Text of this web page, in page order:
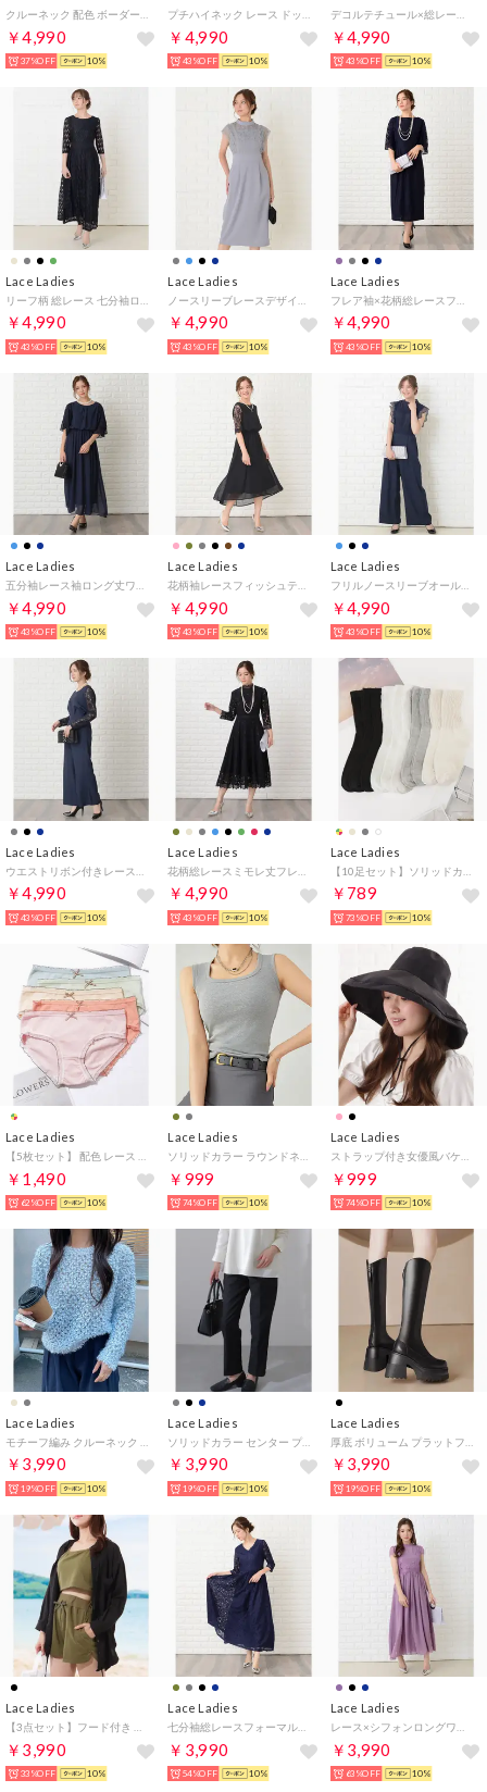
￥4,990
37%OFF 10%
￥4,990
43%OFF 10%
￥4,990
43%OFF 10%
Lace Ladies
￥4,990
43%OFF 10%
Lace Ladies
￥4,990
43%OFF 10%
Lace Ladies
￥4,990
43%OFF 10%
Lace Ladies
￥4,990
43%OFF 10%
Lace Ladies
￥4,990
43%OFF 10%
Lace Ladies
フリルノースリーブオールインワンパンツドレス （ネイビー）
￥4,990
43%OFF 10%
Lace Ladies
￥4,990
43%OFF 10%
Lace Ladies
￥4,990
43%OFF 10%
Lace Ladies
￥789
73%OFF 10%
Lace Ladies
￥1,490
62%OFF 10%
Lace Ladies
￥999
74%OFF 10%
Lace Ladies
￥999
74%OFF 10%
Lace Ladies
￥3,990
19%OFF 10%
Lace Ladies
￥3,990
19%OFF 10%
Lace Ladies
￥3,990
19%OFF 10%
Lace Ladies
【3点セット】フード付き 前開き ラウンドヘム ラッシュガード （ブラック）
￥3,990
33%OFF 10%
Lace Ladies
七分袖総レースフォーマルロングワンピース・ドレス （ネイビー）
￥3,990
54%OFF 10%
Lace Ladies
レース×シフォンロングワンピース・ドレス （パープル）
￥3,990
63%OFF 10%